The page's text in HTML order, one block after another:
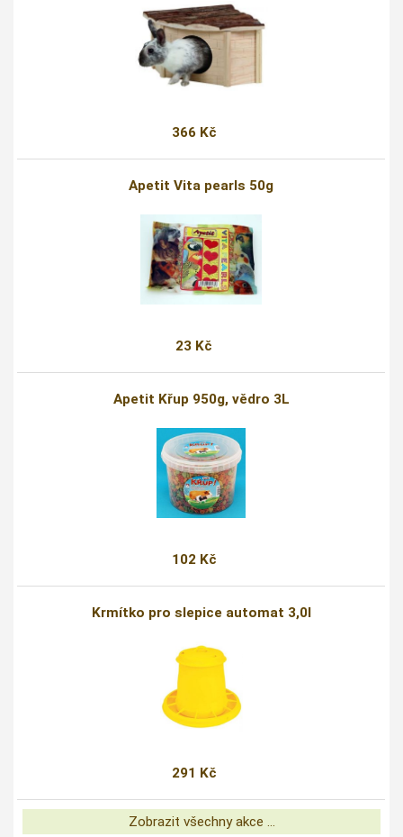
366 Kč
Apetit Vita pearls 50g
23 Kč
Apetit Křup 950g, vědro 3L
102 Kč
Krmítko pro slepice automat 3,0l
291 Kč
Zobrazit všechny akce ...